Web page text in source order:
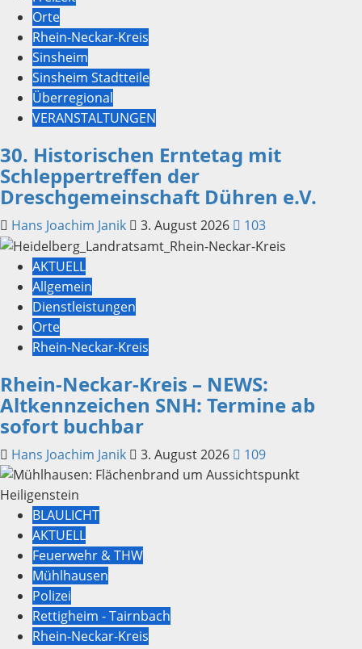
Orte
Rhein-Neckar-Kreis
Sinsheim
Sinsheim Stadtteile
Überregional
VERANSTALTUNGEN
30. Historischen Erntetag mit
Schleppertreffen der
Dreschgemeinschaft Dühren e.V.
Hans Joachim Janik 3. August 2026 103
AKTUELL
Allgemein
Dienstleistungen
Orte
Rhein-Neckar-Kreis
Rhein-Neckar-Kreis – NEWS:
Altkennzeichen SNH: Termine ab
sofort buchbar
Hans Joachim Janik 3. August 2026 109
BLAULICHT
AKTUELL
Feuerwehr & THW
Mühlhausen
Polizei
Rettigheim - Tairnbach
Rhein-Neckar-Kreis